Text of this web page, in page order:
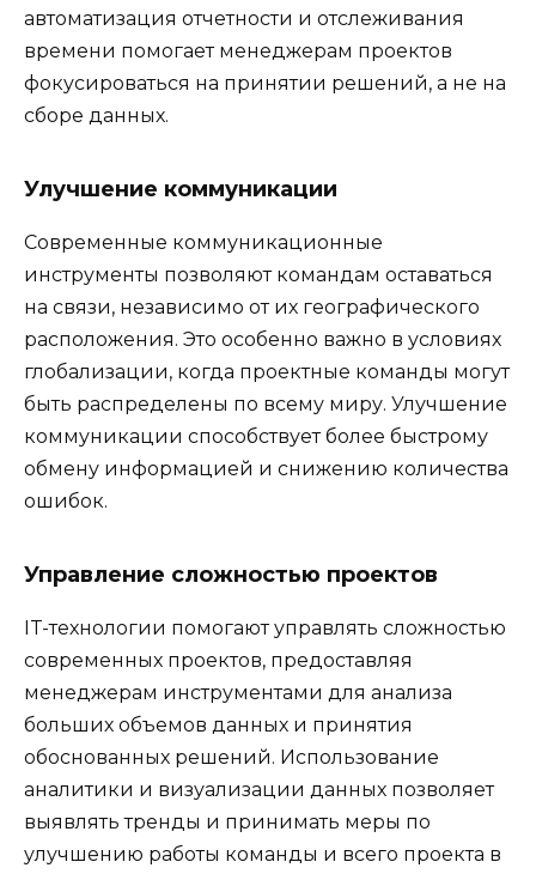
автоматизация отчетности и отслеживания
времени помогает менеджерам проектов
фокусироваться на принятии решений, а не на
сборе данных.
Улучшение коммуникации
Современные коммуникационные
инструменты позволяют командам оставаться
на связи, независимо от их географического
расположения. Это особенно важно в условиях
глобализации, когда проектные команды могут
быть распределены по всему миру. Улучшение
коммуникации способствует более быстрому
обмену информацией и снижению количества
ошибок.
Управление сложностью проектов
IT-технологии помогают управлять сложностью
современных проектов, предоставляя
менеджерам инструментами для анализа
больших объемов данных и принятия
обоснованных решений. Использование
аналитики и визуализации данных позволяет
выявлять тренды и принимать меры по
улучшению работы команды и всего проекта в